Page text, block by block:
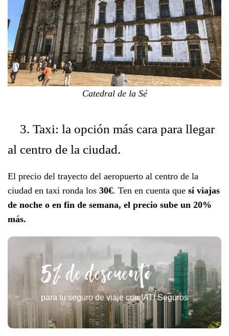
Catedral de la Sé
3. Taxi: la opción más cara para llegar
al centro de la ciudad.
El precio del trayecto del aeropuerto al centro de la
ciudad en taxi ronda los 30€. Ten en cuenta que si viajas
de noche o en fin de semana, el precio sube un 20%
más.
5% de descuento
para tu seguro de viaje con IATI Seguros